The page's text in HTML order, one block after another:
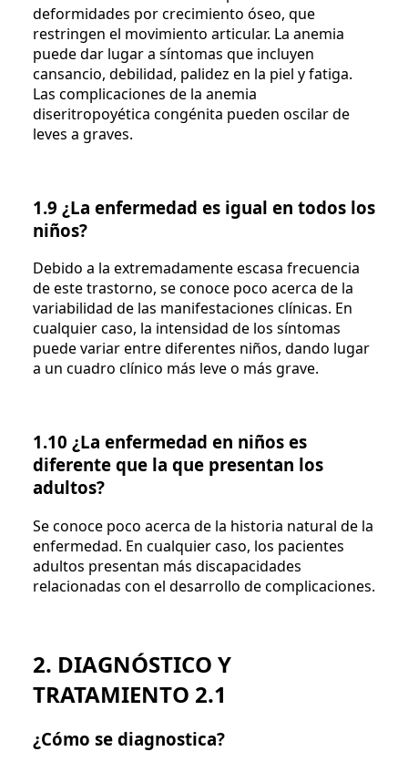
deformidades por crecimiento óseo, que
restringen el movimiento articular. La anemia
puede dar lugar a síntomas que incluyen
cansancio, debilidad, palidez en la piel y fatiga.
Las complicaciones de la anemia
diseritropoyética congénita pueden oscilar de
leves a graves.
1.9 ¿La enfermedad es igual en todos los
niños?
Debido a la extremadamente escasa frecuencia
de este trastorno, se conoce poco acerca de la
variabilidad de las manifestaciones clínicas. En
cualquier caso, la intensidad de los síntomas
puede variar entre diferentes niños, dando lugar
a un cuadro clínico más leve o más grave.
1.10 ¿La enfermedad en niños es
diferente que la que presentan los
adultos?
Se conoce poco acerca de la historia natural de la
enfermedad. En cualquier caso, los pacientes
adultos presentan más discapacidades
relacionadas con el desarrollo de complicaciones.
2. DIAGNÓSTICO Y
TRATAMIENTO 2.1
¿Cómo se diagnostica?